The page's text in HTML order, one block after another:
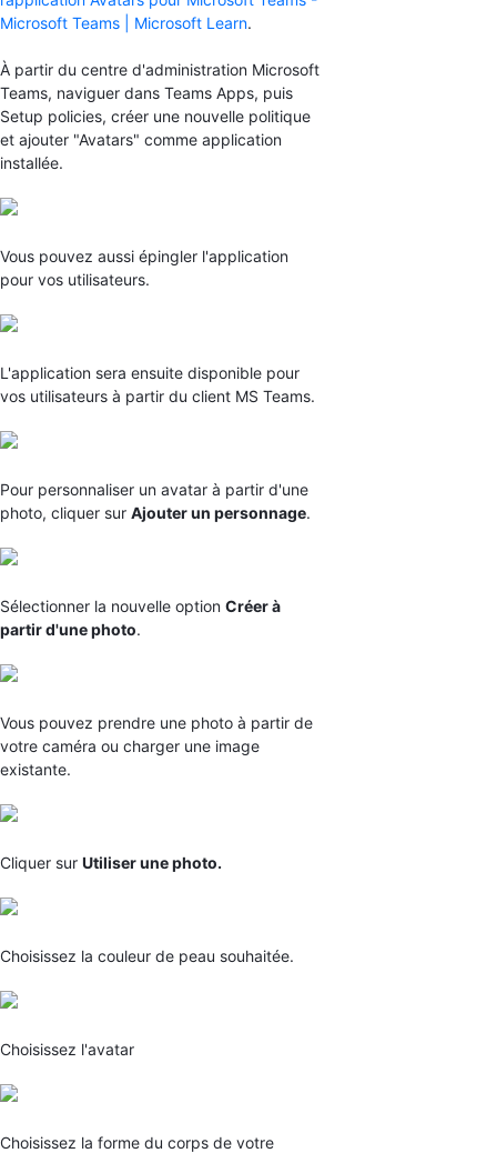
Microsoft Teams | Microsoft Learn.
À partir du centre d'administration Microsoft
Teams, naviguer dans Teams Apps, puis
Setup policies, créer une nouvelle politique
et ajouter "Avatars" comme application
installée.
Vous pouvez aussi épingler l'application
pour vos utilisateurs.
L'application sera ensuite disponible pour
vos utilisateurs à partir du client MS Teams.
Pour personnaliser un avatar à partir d'une
photo, cliquer sur Ajouter un personnage.
Sélectionner la nouvelle option Créer à
partir d'une photo.
Vous pouvez prendre une photo à partir de
votre caméra ou charger une image
existante.
Cliquer sur Utiliser une photo.
Choisissez la couleur de peau souhaitée.
Choisissez l'avatar
Choisissez la forme du corps de votre